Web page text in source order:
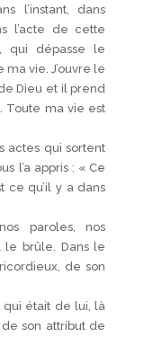
l’instant, dans
l’acte de cette
qui dépasse le
ma vie. J’ouvre le
Dieu et il prend
Toute ma vie est
actes qui sortent
l’a appris : « Ce
ce qu’il y a dans
paroles, nos
le brûle. Dans le
de son
qui était de lui, là
de son attribut de